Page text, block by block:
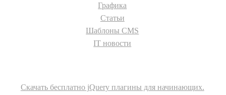
Графика
Статьи
Шаблоны CMS
IT новости
Скачать бесплатно jQuery плагины для начинающих.